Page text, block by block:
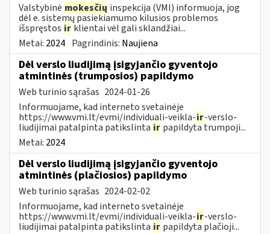
Valstybinė mokesčių inspekcija (VMI) informuoja, jog
dėl e. sistemų pasiekiamumo kilusios problemos
išspręstos ir klientai vėl gali sklandžiai...
Metai: 2024 Pagrindinis: Naujiena
Dėl verslo liudijimą įsigyjančio gyventojo
atmintinės (trumposios) papildymo
Web turinio sąrašas 2024-01-26
Informuojame, kad interneto svetainėje
https://www.vmi.lt/evmi/individuali-veikla-ir-verslo-
liudijimai patalpinta patikslinta ir papildyta trumpoji...
Metai: 2024
Dėl verslo liudijimą įsigyjančio gyventojo
atmintinės (plačiosios) papildymo
Web turinio sąrašas 2024-02-02
Informuojame, kad interneto svetainėje
https://www.vmi.lt/evmi/individuali-veikla-ir-verslo-
liudijimai patalpinta patikslinta ir papildyta plačioji...